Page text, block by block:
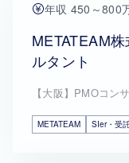
年収 450～800
METATEAM
ルタント
【大阪】PMOコン
METATEAM SIer・受